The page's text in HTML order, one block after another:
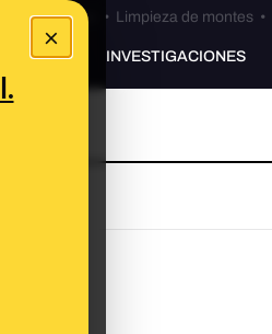
×
Bulos Ceuta • Limpieza de montes•
INVESTIGACIONES